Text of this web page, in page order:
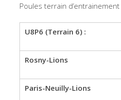
Poules terrain d’entrainement
U8P6 (Terrain 6) :
Rosny-Lions
Paris-Neuilly-Lions